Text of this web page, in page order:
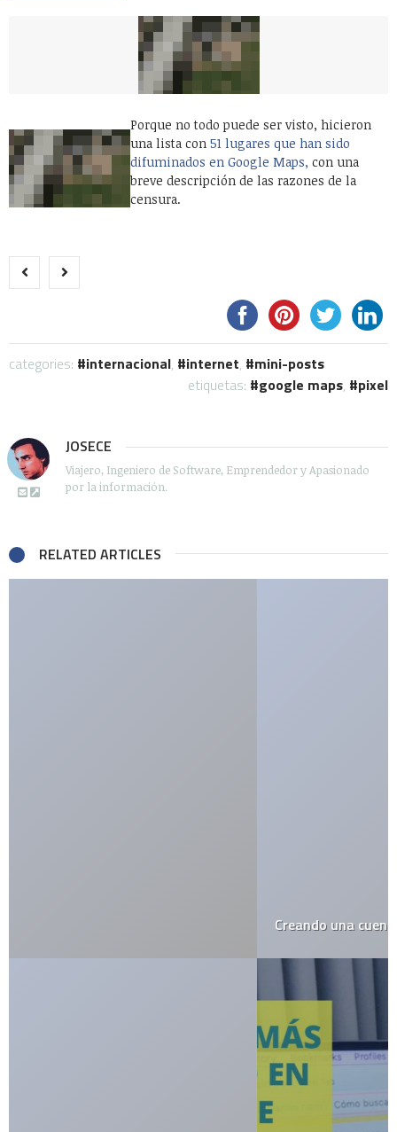
Porque no todo puede ser visto, hicieron
una lista con 51 lugares que han sido
difuminados en Google Maps, con una
breve descripción de las razones de la
censura.
categories: internacional, internet,
mini-posts
etiquetas:
google maps, pixel
JOSECE
Viajero, Ingeniero de Software, Emprendedor y Apasionado
por la información.
RELATED ARTICLES